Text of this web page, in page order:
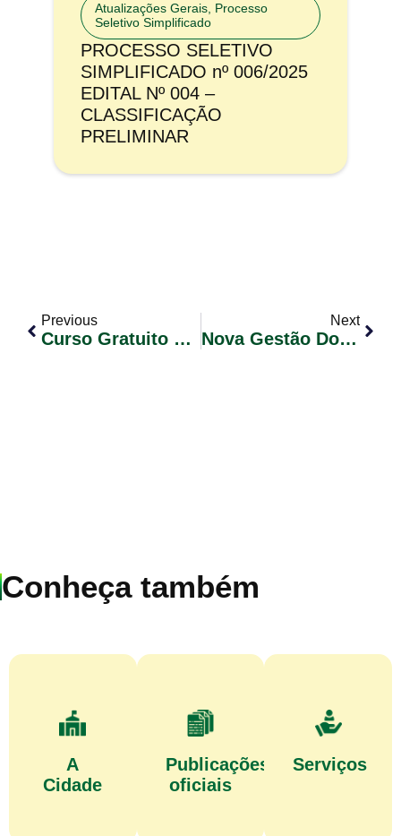
Atualizações Gerais Processo
Seletivo Simplificado
PROCESSO SELETIVO
SIMPLIFICADO nº 006/2025
EDITAL Nº 004 –
CLASSIFICAÇÃO
PRELIMINAR
Previous
Curso Gratuito De Produção De Derivados De Leite
Next
Nova Gestão Do Conselho De Alimentação Escolar
Conheça também
A
Cidade
Publicações
oficiais
Serviços